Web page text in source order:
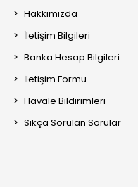
Hakkımızda
İletişim Bilgileri
Banka Hesap Bilgileri
İletişim Formu
Havale Bildirimleri
Sıkça Sorulan Sorular